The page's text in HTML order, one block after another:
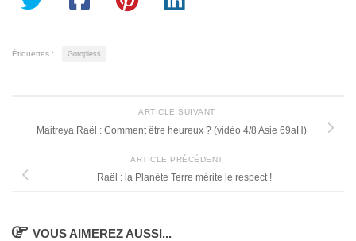
Étiquettes : Gotopless
ARTICLE SUIVANT
Maitreya Raël : Comment être heureux ? (vidéo 4/8 Asie 69aH)
ARTICLE PRÉCÉDENT
Raël : la Planète Terre mérite le respect !
VOUS AIMEREZ AUSSI...